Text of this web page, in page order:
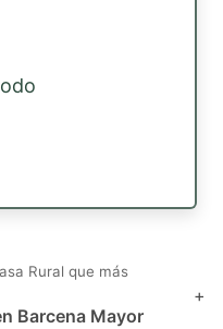
Rural que más
Barcena Mayor
+